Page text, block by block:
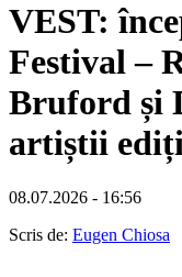
VEST:
Festival –
Bruford și
artiștii
08.07.2026 - 16:56
Scris de: Eugen Chiosa